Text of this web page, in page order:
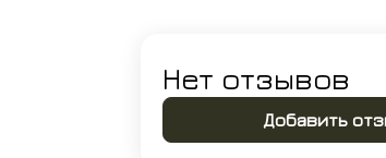
Нет отзывов
Добавить